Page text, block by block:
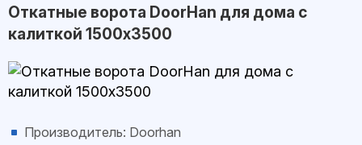
Откатные ворота DoorHan для дома с
калиткой 1500x3500
Производитель: Doorhan